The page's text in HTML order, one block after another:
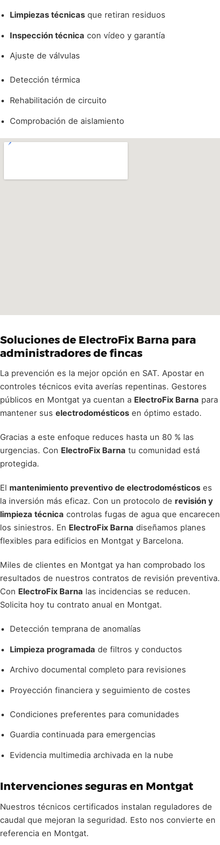
Limpiezas técnicas que retiran residuos
Inspección técnica con vídeo y garantía
Ajuste de válvulas
Detección térmica
Rehabilitación de circuito
Comprobación de aislamiento
Soluciones de ElectroFix Barna para
administradores de fincas
La prevención es la mejor opción en SAT. Apostar en
controles técnicos evita averías repentinas. Gestores
públicos en Montgat ya cuentan a ElectroFix Barna para
mantener sus electrodomésticos en óptimo estado.
Gracias a este enfoque reduces hasta un 80 % las
urgencias. Con ElectroFix Barna tu comunidad está
protegida.
El mantenimiento preventivo de electrodomésticos es
la inversión más eficaz. Con un protocolo de revisión y
limpieza técnica controlas fugas de agua que encarecen
los siniestros. En ElectroFix Barna diseñamos planes
flexibles para edificios en Montgat y Barcelona.
Miles de clientes en Montgat ya han comprobado los
resultados de nuestros contratos de revisión preventiva.
Con ElectroFix Barna las incidencias se reducen.
Solicita hoy tu contrato anual en Montgat.
Detección temprana de anomalías
Limpieza programada de filtros y conductos
Archivo documental completo para revisiones
Proyección financiera y seguimiento de costes
Condiciones preferentes para comunidades
Guardia continuada para emergencias
Evidencia multimedia archivada en la nube
Intervenciones seguras en Montgat
Nuestros técnicos certificados instalan reguladores de
caudal que mejoran la seguridad. Esto nos convierte en
referencia en Montgat.